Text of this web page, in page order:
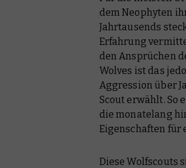
dem Neophyten
Jahrtausends
Erfahrung
den Ansprüchen
Wolves ist das
Aggression über
Scout erwählt. So
die monatelang
Eigenschaften für
Diese Wolfscouts